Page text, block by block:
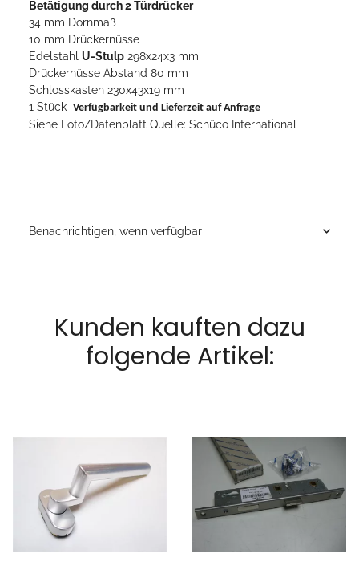
Betätigung durch 2 Türdrücker
34 mm Dornmaß
10 mm Drückernüsse
Edelstahl U-Stulp 298x24x3 mm
Drückernüsse Abstand 80 mm
Schlosskasten 230x43x19 mm
1 Stück Verfügbarkeit und Lieferzeit auf Anfrage
Siehe Foto/Datenblatt Quelle: Schüco International
Benachrichtigen, wenn verfügbar
Kunden kauften dazu
folgende Artikel: